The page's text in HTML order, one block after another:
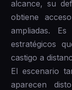
alcance, su
obtiene
ampliadas.
estratégicos
castigo a
El escenario
aparecen